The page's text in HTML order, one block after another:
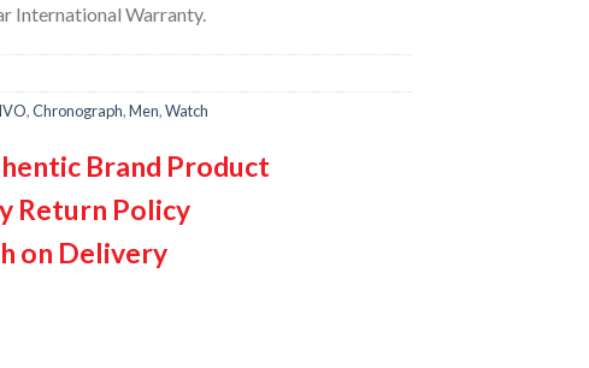
International Warranty.
,Chronograph,Men,Watch
Brand Product
Return Policy
on Delivery